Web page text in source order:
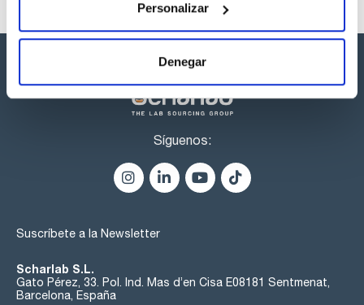
Personalizar
Denegar
Síguenos:
Suscríbete a la Newsletter
Scharlab S.L.
Gato Pérez, 33. Pol. Ind. Mas d’en Cisa E08181 Sentmenat,
Barcelona, España